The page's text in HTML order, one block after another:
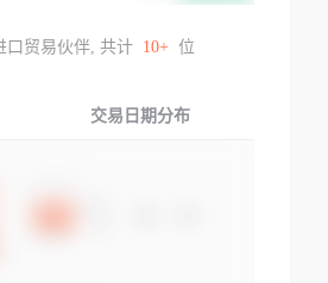
口贸易伙伴, 共计 10+ 位
交易日期分布